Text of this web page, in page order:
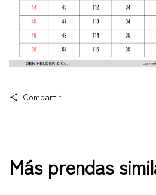
Compartir
Más prendas